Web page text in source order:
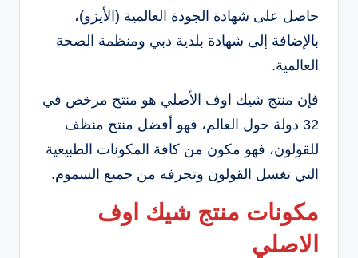
حاصل على شهادة الجودة العالمية (الأيزو)،
بالإضافة إلى شهادة بلدية دبي ومنظمة الصحة
العالمية.
فإن منتج شيك اوف الأصلي هو منتج مرخص في
32 دولة حول العالم، فهو أفضل منتج منظف
للقولون، فهو مكون من كافة المكونات الطبيعية
التي تغسل القولون وتجرفه من جميع السموم.
مكونات منتج شيك اوف
الاصلي